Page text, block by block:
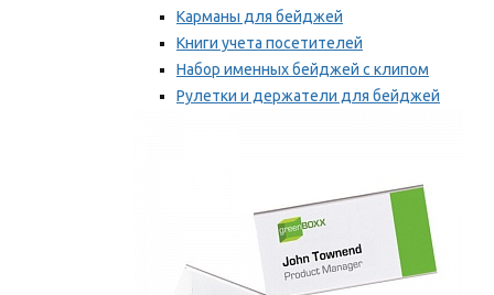
Карманы для бейджей
Книги учета посетителей
Набор именных бейджей с клипом
Рулетки и держатели для бейджей